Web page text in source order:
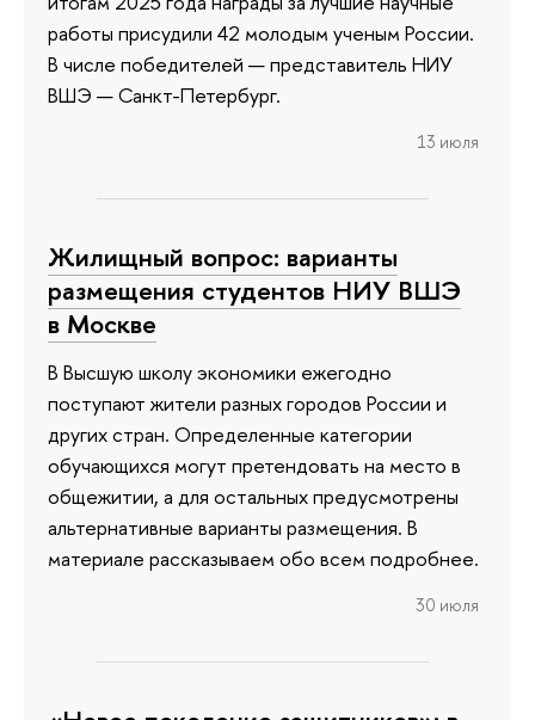
работы присудили 42 молодым ученым России.
В числе победителей — представитель НИУ
ВШЭ — Санкт-Петербург.
13 июля
Жилищный вопрос: варианты
размещения студентов НИУ ВШЭ
в Москве
В Высшую школу экономики ежегодно
поступают жители разных городов России и
других стран. Определенные категории
обучающихся могут претендовать на место в
общежитии, а для остальных предусмотрены
альтернативные варианты размещения. В
материале рассказываем обо всем подробнее.
30 июля